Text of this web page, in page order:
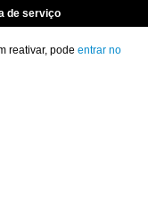
de serviço
reativar, pode entrar no